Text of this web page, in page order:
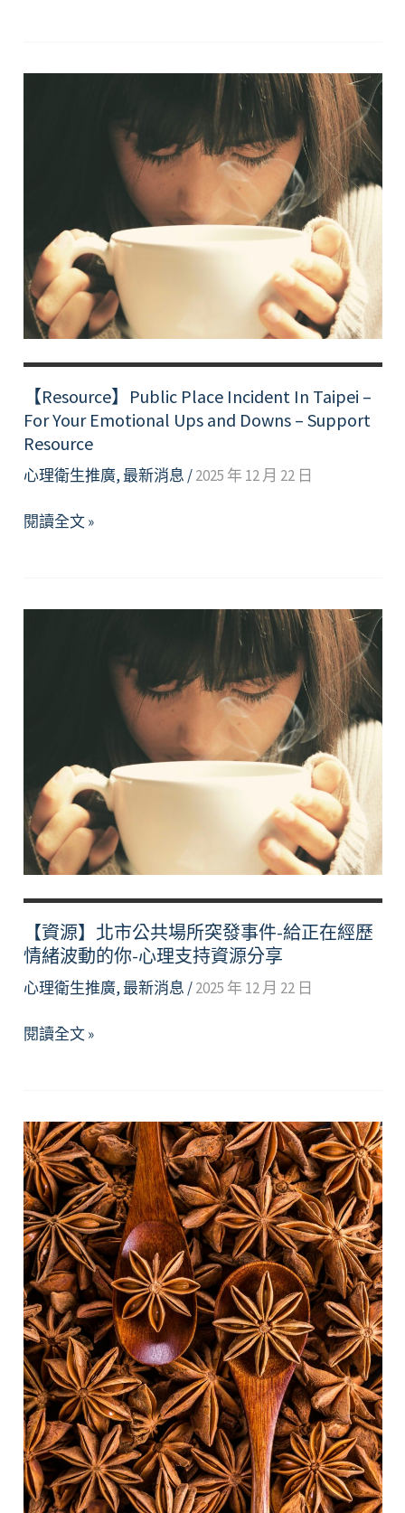
量：
帶
著
力
量
面
對
期
中
考
【Resource】Public Place Incident In Taipei –
For Your Emotional Ups and Downs – Support
Resource
心理衛生推廣, 最新消息 /2025 年 12 月 22 日
【Resource】
and
Downs
Support
Resource
閱讀全文 »
【資源】北市公共場所突發事件-給正在經歷
情緒波動的你-心理支持資源分享
心理衛生推廣, 最新消息 /2025 年 12 月 22 日
【資
公
共
場
所
突
發
事
件-
給
正
在
經
歷
情
緒
閱讀全文 »